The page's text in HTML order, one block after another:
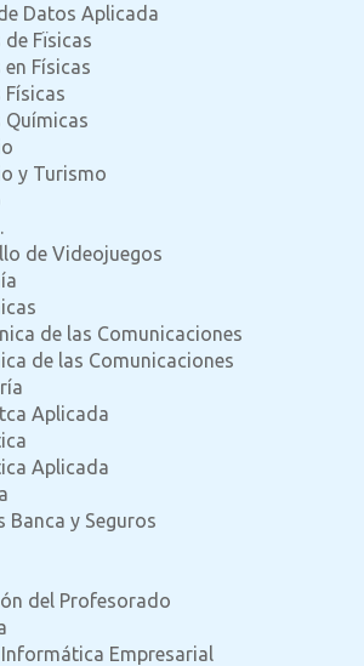
Datos Aplicada
de Fïsicas
Físicas
Físicas
Químicas
y Turismo
de Videojuegos
de las Comunicaciones
de las Comunicaciones
Aplicada
Aplicada
Banca y Seguros
del Profesorado
Empresarial